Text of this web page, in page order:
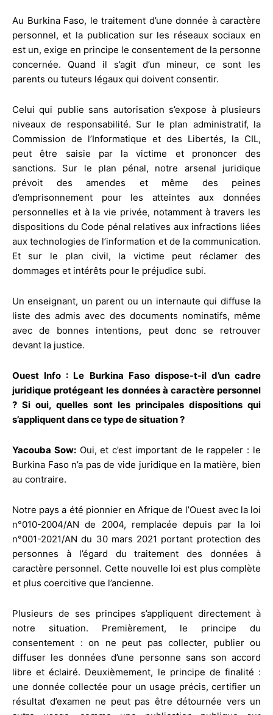
Au Burkina Faso, le traitement d’une donnée à caractère
personnel, et la publication sur les réseaux sociaux en
est un, exige en principe le consentement de la personne
concernée. Quand il s’agit d’un mineur, ce sont les
parents ou tuteurs légaux qui doivent consentir.
Celui qui publie sans autorisation s’expose à plusieurs
niveaux de responsabilité. Sur le plan administratif, la
Commission de l’Informatique et des Libertés, la CIL,
peut être saisie par la victime et prononcer des
sanctions. Sur le plan pénal, notre arsenal juridique
prévoit des amendes et même des peines
d’emprisonnement pour les atteintes aux données
personnelles et à la vie privée, notamment à travers les
dispositions du Code pénal relatives aux infractions liées
aux technologies de l’information et de la communication.
Et sur le plan civil, la victime peut réclamer des
dommages et intérêts pour le préjudice subi.
Un enseignant, un parent ou un internaute qui diffuse la
liste des admis avec des documents nominatifs, même
avec de bonnes intentions, peut donc se retrouver
devant la justice.
Ouest Info : Le Burkina Faso dispose-t-il d’un cadre
juridique protégeant les données à caractère personnel
? Si oui, quelles sont les principales dispositions qui
s’appliquent dans ce type de situation ?
Yacouba Sow:Oui, et c’est important de le rappeler : le
Burkina Faso n’a pas de vide juridique en la matière, bien
au contraire.
Notre pays a été pionnier en Afrique de l’Ouest avec la loi
n°010-2004/AN de 2004, remplacée depuis par la loi
n°001-2021/AN du 30 mars 2021 portant protection des
personnes à l’égard du traitement des données à
caractère personnel. Cette nouvelle loi est plus complète
et plus coercitive que l’ancienne.
Plusieurs de ses principes s’appliquent directement à
notre situation. Premièrement, le principe du
consentement : on ne peut pas collecter, publier ou
diffuser les données d’une personne sans son accord
libre et éclairé. Deuxièmement, le principe de finalité :
une donnée collectée pour un usage précis, certifier un
résultat d’examen ne peut pas être détournée vers un